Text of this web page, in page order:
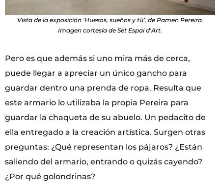
Vista de la exposición ‘Huesos, sueños y tú’, de Pamen Pereira.
Imagen cortesía de Set Espai d’Art.
Pero es que además si uno mira más de cerca,
puede llegar a apreciar un único gancho para
guardar dentro una prenda de ropa. Resulta que
este armario lo utilizaba la propia Pereira para
guardar la chaqueta de su abuelo. Un pedacito de
ella entregado a la creación artística. Surgen otras
preguntas: ¿Qué representan los pájaros? ¿Están
saliendo del armario, entrando o quizás cayendo?
¿Por qué golondrinas?